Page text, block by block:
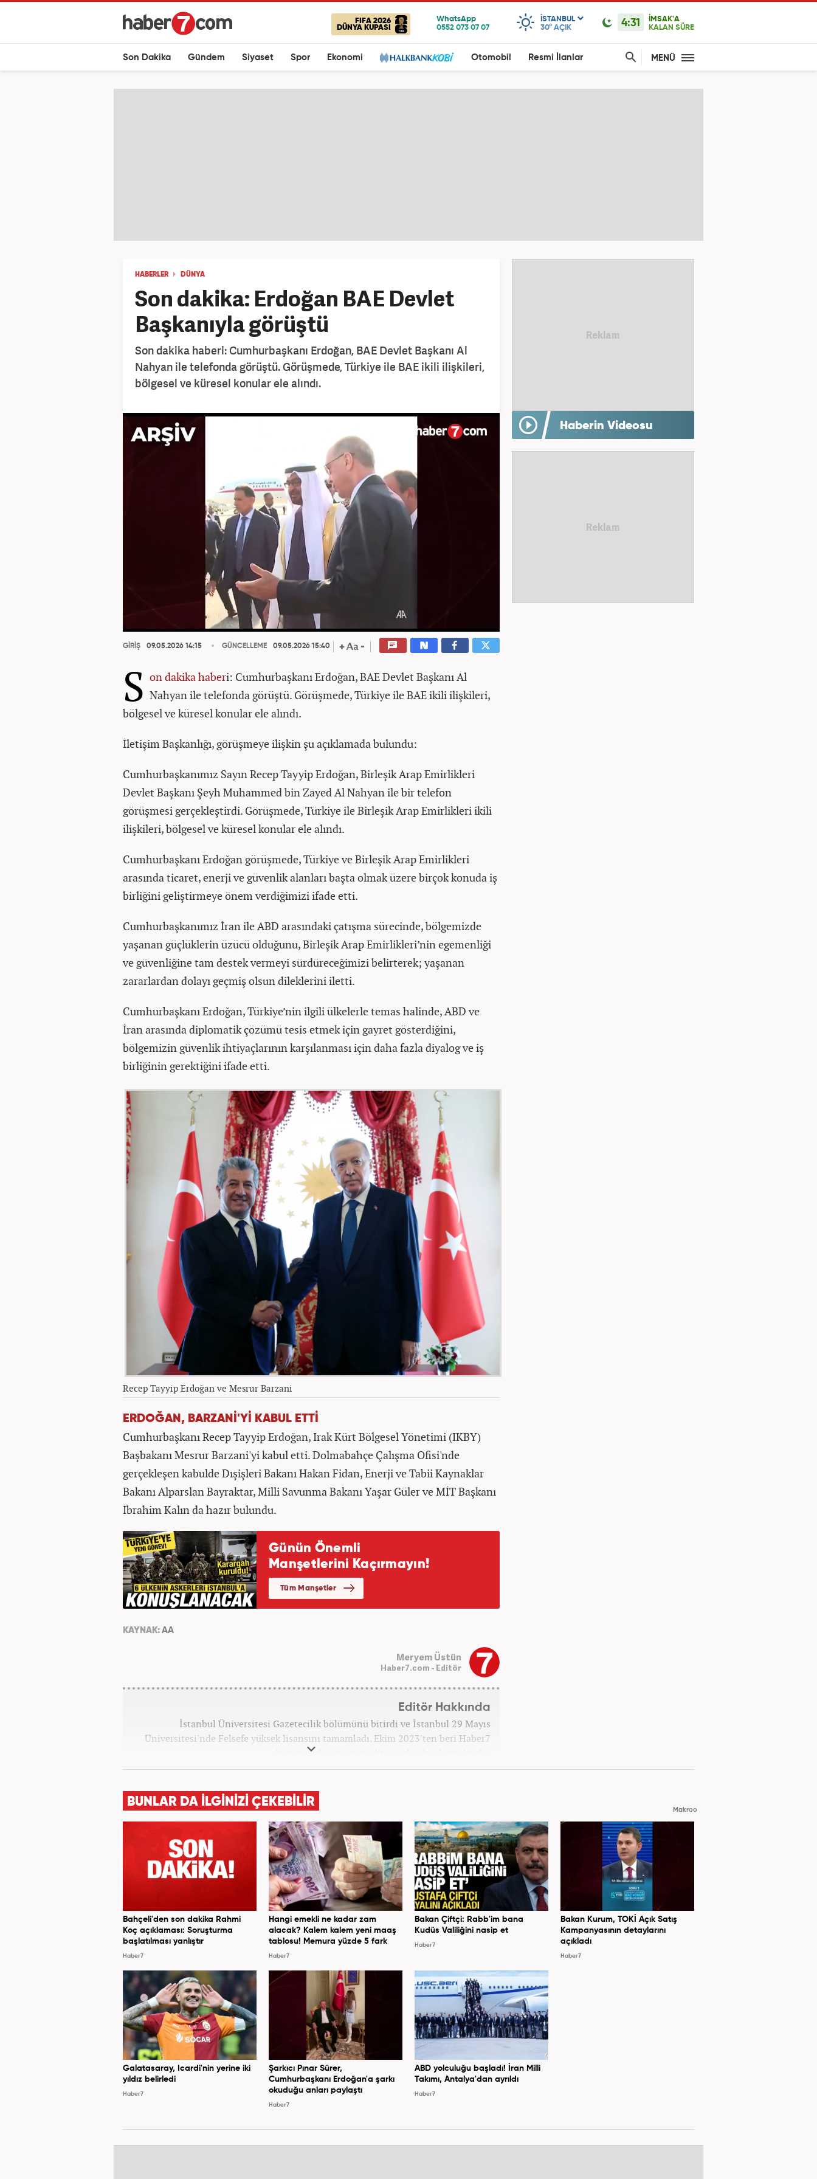
FIFA 2026
DÜNYA KUPASI
ISTANBUL
30° AÇIK 4:31
İMSAK'A
KALAN SÜRE
Son Dakika Gündem Siyaset Spor Ekonomi Otomobil Resmi İlanlar MENÜ
HABERLER DÜNYA
Son dakika: Erdoğan BAE Devlet
Başkanıyla görüştü
Son dakika haberi: Cumhurbaşkanı Erdoğan, BAE Devlet Başkanı Al
Nahyan ile telefonda görüştü. Görüşmede, Türkiye ile BAE ikili ilişkileri,
bölgesel ve küresel konular ele alındı.
GİRİŞ 09.05.2026 14:15 GÜNCELLEME 09.05.2026 15:40
S on dakikahaberi: Cumhurbaşkanı Erdoğan, BAE Devlet Başkanı Al
Nahyan ile telefonda görüştü. Görüşmede, Türkiye ile BAE ikili ilişkileri,
bölgesel ve küresel konular ele alındı.
İletişim Başkanlığı, görüşmeye ilişkin şu açıklamada bulundu:
Cumhurbaşkanımız Sayın Recep Tayyip Erdoğan, Birleşik Arap Emirlikleri
Devlet Başkanı Şeyh Muhammed bin Zayed Al Nahyan ile bir telefon
görüşmesi gerçekleştirdi. Görüşmede, Türkiye ile Birleşik Arap Emirlikleri ikili
ilişkileri, bölgesel ve küresel konular ele alındı.
Cumhurbaşkanı Erdoğan görüşmede, Türkiye ve Birleşik Arap Emirlikleri
arasında ticaret, enerji ve güvenlik alanları başta olmak üzere birçok konuda iş
birliğini geliştirmeye önem verdiğimizi ifade etti.
Cumhurbaşkanımız İran ile ABD arasındaki çatışma sürecinde, bölgemizde
yaşanan güçlüklerin üzücü olduğunu, Birleşik Arap Emirlikleri’nin egemenliği
ve güvenliğine tam destek vermeyi sürdüreceğimizi belirterek; yaşanan
zararlardan dolayı geçmiş olsun dileklerini iletti.
Cumhurbaşkanı Erdoğan, Türkiye’nin ilgili ülkelerle temas halinde, ABD ve
İran arasında diplomatik çözümü tesis etmek için gayret gösterdiğini,
bölgemizin güvenlik ihtiyaçlarının karşılanması için daha fazla diyalog ve iş
birliğinin gerektiğini ifade etti.
Recep Tayyip Erdoğan ve Mesrur Barzani
ERDOĞAN, BARZANİ'Yİ KABUL ETTİ
Cumhurbaşkanı Recep Tayyip Erdoğan, Irak Kürt Bölgesel Yönetimi (IKBY)
Başbakanı Mesrur Barzani'yi kabul etti. Dolmabahçe Çalışma Ofisi'nde
gerçekleşen kabulde Dışişleri Bakanı Hakan Fidan, Enerji ve Tabii Kaynaklar
Bakanı Alparslan Bayraktar, Milli Savunma Bakanı Yaşar Güler ve MİT Başkanı
İbrahim Kalın da hazır bulundu.
KAYNAK: AA
Meryem Üstün
Haber7.com - Editör
Editör Hakkında
İstanbul Üniversitesi Gazetecilik bölümünü bitirdi ve İstanbul 29 Mayıs
Üniversitesi'nde Felsefe yüksek lisansını tamamladı. Ekim 2023'ten beri Haber7
bünyesinde internet editörü olarak çalışmaktadır.
Haberin Videosu
BUNLAR DA İLGİNİZİ ÇEKEBİLİR
Makroo
Bahçeli'den son dakika Rahmi
Koç açıklaması: Soruşturma
başlatılması yanlıştır
Haber7
Hangi emekli ne kadar zam
alacak? Kalem kalem yeni maaş
tablosu! Memura yüzde 5 fark
Haber7
Bakan Çiftçi: Rabb'im bana
Kudüs Valiliğini nasip et
Haber7
Bakan Kurum, TOKİ Açık Satış
Kampanyasının detaylarını
açıkladı
Haber7
Galatasaray, Icardi'nin yerine iki
yıldız belirledi
Haber7
Şarkıcı Pınar Sürer,
Cumhurbaşkanı Erdoğan'a şarkı
okuduğu anları paylaştı
Haber7
ABD yolculuğu başladı! İran Milli
Takımı, Antalya'dan ayrıldı
Haber7